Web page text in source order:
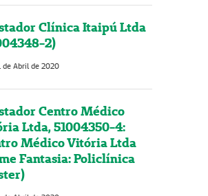
Clínica Itaipú Ltda
2)
de Abril de 2020
Centro Médico
Ltda, 51004350-4:
Médico Vitória Ltda
Fantasia: Policlínica